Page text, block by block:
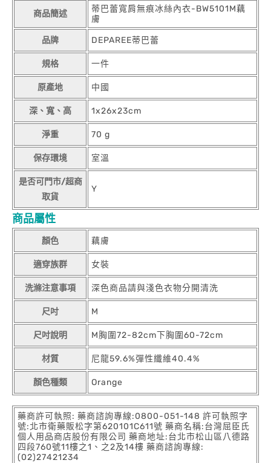
商品簡述
蒂巴蕾寬肩無痕冰絲內衣-BW5101M藕
膚
品牌 DEPAREE蒂巴蕾
規格 一件
原產地 中國
深、寬、高 1x26x23cm
淨重 70 g
保存環境 室溫
是否可門市/超商
取貨
Y
商品屬性
顏色 藕膚
適穿族群 女裝
洗滌注意事項 深色商品請與淺色衣物分開清洗
尺吋 M
尺吋說明 M胸圍72-82cm下胸圍60-72cm
材質 尼龍59.6%彈性纖維40.4%
顏色種類 Orange
藥商許可執照: 藥商諮詢專線:0800-051-148 許可執照字
號:北市衛藥販松字第620101C611號 藥商名稱:台灣屈臣氏
個人用品商店股份有限公司 藥商地址:台北市松山區八德路
四段760號11樓之1、之2及14樓 藥商諮詢專線:
(02)27421234